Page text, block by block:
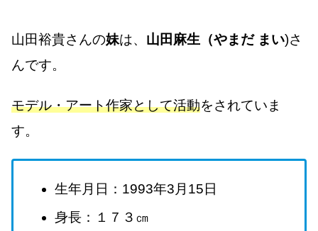
山田裕貴さんの妹は、 山田麻生（やまだ まい)さ
んです。
モデル・アート作家として活動をされていま
す。
生年月日：1993年3月15日
身長：１７３㎝